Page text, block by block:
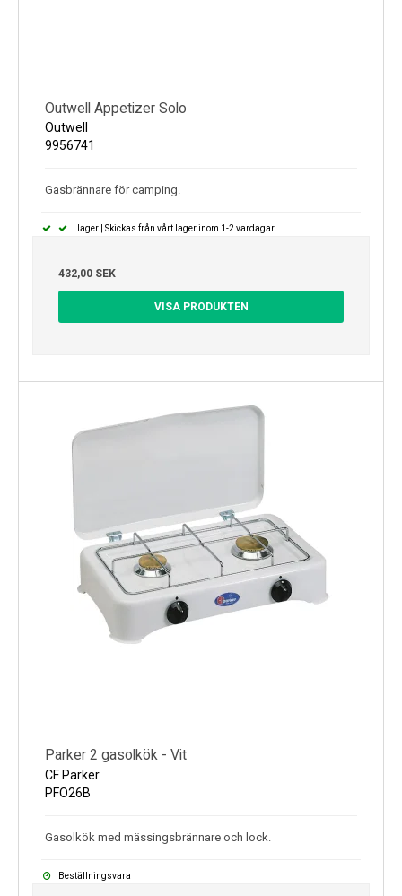
Outwell Appetizer Solo
Outwell
9956741
Gasbrännare för camping.
I lager | Skickas från vårt lager inom 1-2 vardagar
432,00 SEK
VISA PRODUKTEN
Parker 2 gasolkök - Vit
CF Parker
PFO26B
Gasolkök med mässingsbrännare och lock.
Beställningsvara